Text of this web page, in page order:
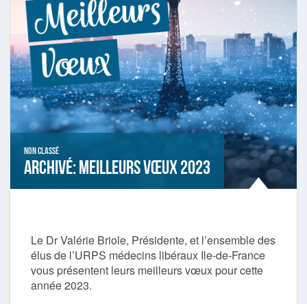
Non classé
Archivé: Meilleurs vœux 2023
Le Dr Valérie Briole, Présidente, et l’ensemble des
élus de l’URPS médecins libéraux Ile-de-France
vous présentent leurs meilleurs vœux pour cette
année 2023.